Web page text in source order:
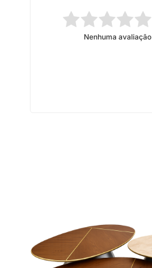
Nenhuma avaliação